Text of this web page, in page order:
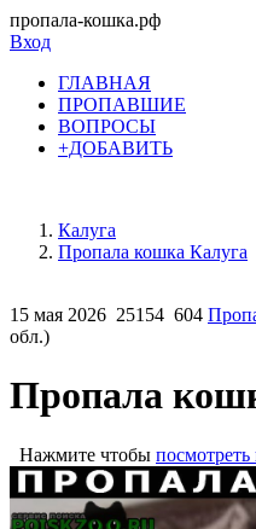
пропала-кошка.рф
Вход
ГЛАВНАЯ
ПРОПАВШИЕ
ВОПРОСЫ
+ДОБАВИТЬ
Калуга
Пропала кошка Калуга
15 мая 2026 25154 604
обл.)
Пропала
Нажмите чтобы посмотреть